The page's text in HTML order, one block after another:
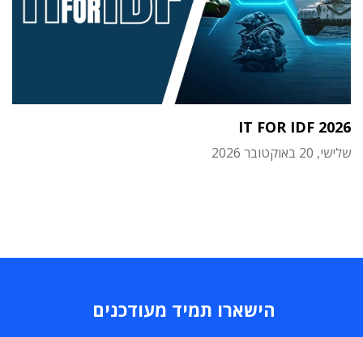
IT FOR IDF 2026
שלישי, 20 באוקטובר 2026
הישארו תמיד מעודכנים